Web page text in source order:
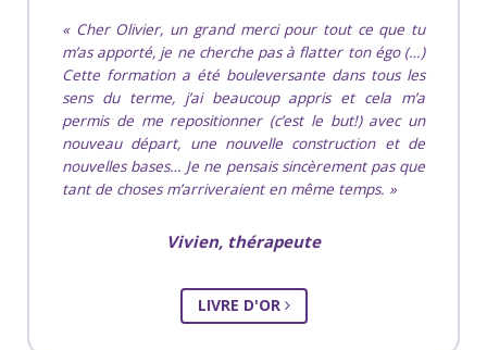
Cher Olivier, un grand merci pour tout ce que tu
m’as apporté, je ne cherche pas à flatter ton égo (…)
Cette formation a été bouleversante dans tous les
sens du terme, j’ai beaucoup appris et cela m’a
permis de me repositionner (c’est le but!) avec un
nouveau départ, une nouvelle construction et de
nouvelles bases… Je ne pensais sincèrement pas que
tant de choses m’arriveraient en même temps.
Vivien, thérapeute
LIVRE D'OR